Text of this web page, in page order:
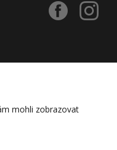
mohli zobrazovat